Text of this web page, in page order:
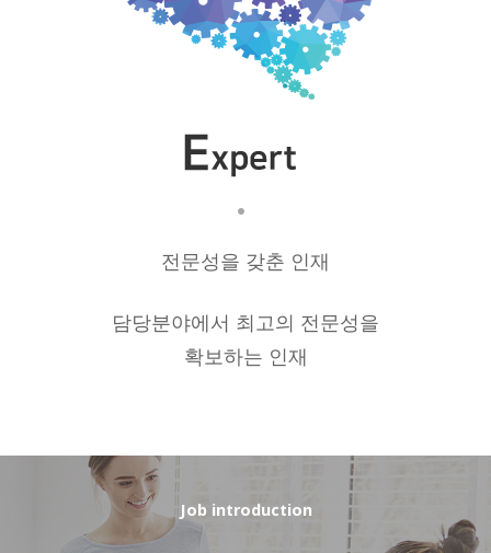
전문성을 갖춘 인재
담당분야에서 최고의 전문성을
확보하는 인재
Job introduction